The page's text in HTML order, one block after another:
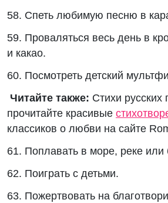
58. Спеть любимую песню в
59. Проваляться весь день в
и какао.
60. Посмотреть детский
Читайте также: Стихи русских
прочитайте красивые
классиков о любви на сайте
61. Поплавать в море, реке или
62. Поиграть с детьми.
63. Пожертвовать на